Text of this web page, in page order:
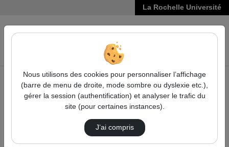
La Rochelle Université
VIDÉOS
Accueil
Sciences, Technologies, Santé
La surexploitation des ressources halieutiques dans la
longue durée : Représentations et réalité
Ouverture Des Journées Du Gis
Nous utilisons des cookies pour personnaliser l’affichage
(barre de menu de droite, mode sombre ou dyslexie etc.),
gérer la session (authentification) et analyser le trafic du
site (pour certaines instances).
J’ai compris